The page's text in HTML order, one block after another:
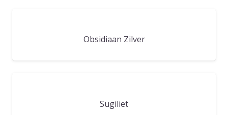
Obsidiaan Zilver
Sugiliet